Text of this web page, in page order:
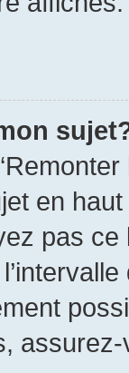
en haut
pas